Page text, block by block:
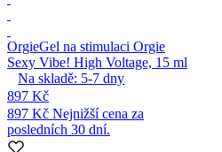
OrgieGel na stimulaci Orgie
Sexy Vibe! High Voltage, 15 ml
Na skladě: 5-7 dny
897 Kč
897 Kč Nejnižší cena za
posledních 30 dní.